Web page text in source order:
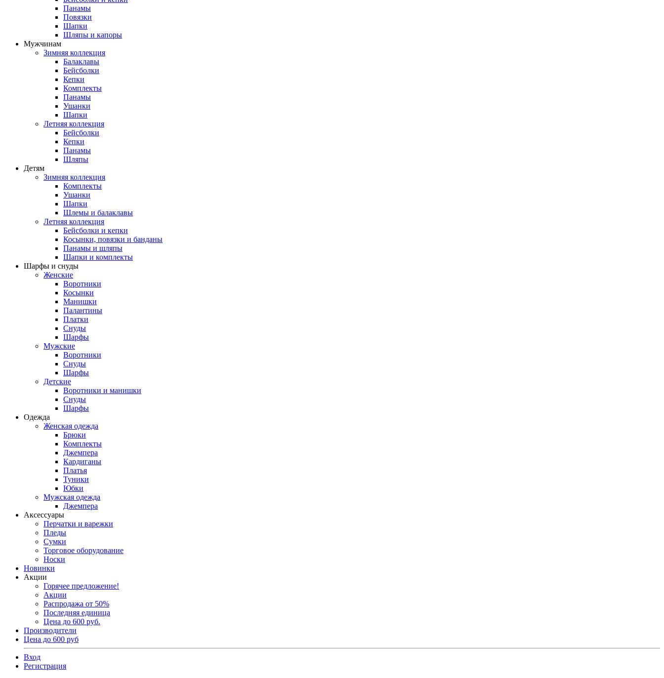
Панамы
Повязки
Шапки
Шляпы и капоры
Мужчинам
Зимняя коллекция
Балаклавы
Бейсболки
Кепки
Комплекты
Панамы
Ушанки
Шапки
Летняя коллекция
Бейсболки
Кепки
Панамы
Шляпы
Детям
Зимняя коллекция
Комплекты
Ушанки
Шапки
Шлемы и балаклавы
Летняя коллекция
Бейсболки и кепки
Косынки, повязки и банданы
Панамы и шляпы
Шапки и комплекты
Шарфы и снуды
Женские
Воротники
Косынки
Манишки
Палантины
Платки
Снуды
Шарфы
Мужские
Воротники
Снуды
Шарфы
Детские
Воротники и манишки
Снуды
Шарфы
Одежда
Женская одежда
Брюки
Комплекты
Джемпера
Кардиганы
Платья
Туники
Юбки
Мужская одежда
Джемпера
Аксессуары
Перчатки и варежки
Пледы
Сумки
Торговое оборудование
Носки
Новинки
Акции
Горячее предложение!
Акции
Распродажа от 50%
Последняя единица
Цена до 600 руб.
Производители
Цена до 600 руб
Вход
Регистрация